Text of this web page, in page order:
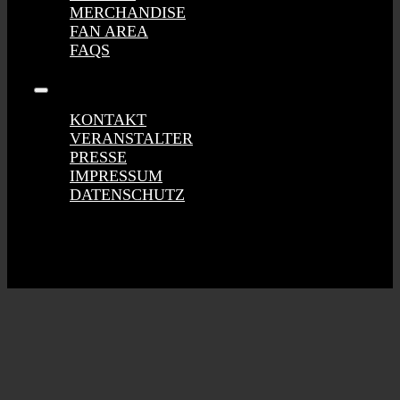
MERCHANDISE
FAN AREA
FAQS
Toggle
KONTAKT
VERANSTALTER
PRESSE
IMPRESSUM
DATENSCHUTZ